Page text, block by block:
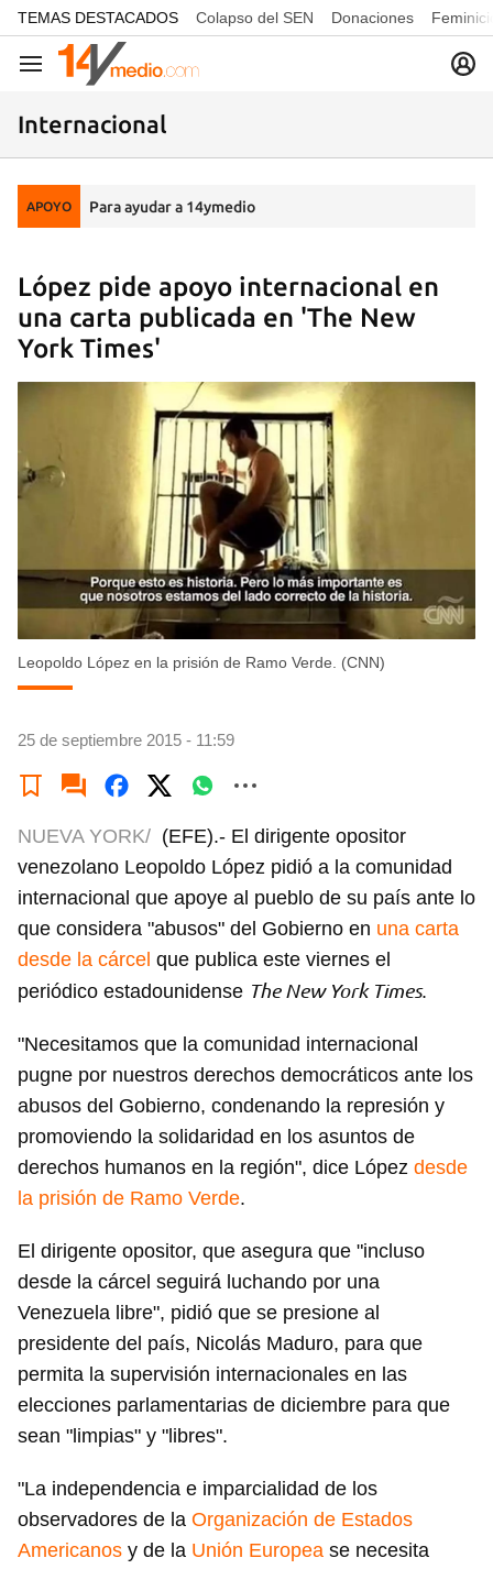
common.go-to-content
TEMAS DESTACADOS Colapso del SEN Donaciones
Navegación
Internacional
APOYO Para ayudar a 14ymedio
López pide apoyo internacional en
una carta publicada en 'The New
York Times'
Leopoldo López en la prisión de Ramo Verde. (CNN)
25 de septiembre 2015 - 11:59
NUEVA YORK/ (EFE).- El dirigente opositor
venezolano Leopoldo López pidió a la comunidad
internacional que apoye al pueblo de su país ante lo
que considera "abusos" del Gobierno en una carta
desde la cárcel que publica este viernes el
periódico estadounidense The New York Times.
"Necesitamos que la comunidad internacional
pugne por nuestros derechos democráticos ante los
abusos del Gobierno, condenando la represión y
promoviendo la solidaridad en los asuntos de
derechos humanos en la región", dice López desde
la prisión de Ramo Verde.
El dirigente opositor, que asegura que "incluso
desde la cárcel seguirá luchando por una
Venezuela libre", pidió que se presione al
presidente del país, Nicolás Maduro, para que
permita la supervisión internacionales en las
elecciones parlamentarias de diciembre para que
sean "limpias" y "libres".
"La independencia e imparcialidad de los
observadores de la Organización de Estados
Americanos y de la Unión Europea se necesita